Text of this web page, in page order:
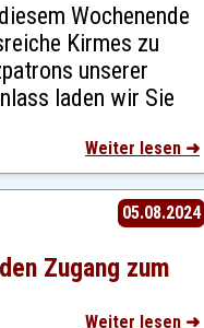
Wochenende
Kirmes zu
unserer
laden wir Sie
Weiter lesen ➜
05.08.2024
Zugang zum
Weiter lesen ➜